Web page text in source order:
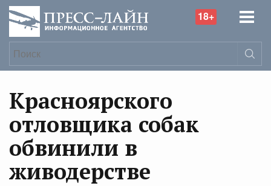
18+
Красноярского
отловщика собак
обвинили в
живодерстве